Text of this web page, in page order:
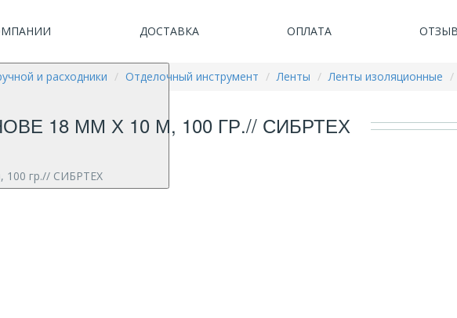
ДОСТАВКА ОПЛАТА
и расходники Отделочный инструмент Ленты Ленты изоляционные
18 ММ Х 10 М, 100 ГР.// СИБРТЕХ